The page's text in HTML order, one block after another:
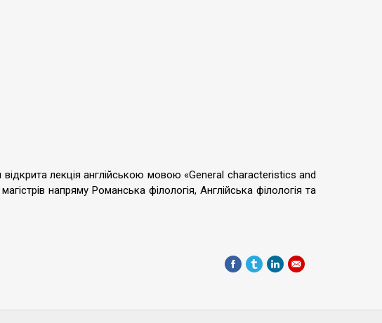
відкрита лекція англійською мовою «General characteristics and
напряму Романська філологія, Англійська філологія та